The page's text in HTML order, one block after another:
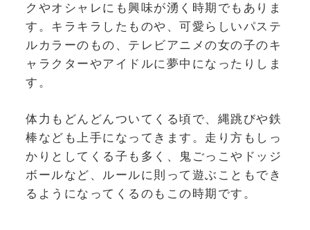
クやオシャレにも興味が湧く時期でもありま
す。キラキラしたものや、可愛らしいパステ
ルカラーのもの、テレビアニメの女の子のキ
ャラクターやアイドルに夢中になったりしま
す。
体力もどんどんついてくる頃で、縄跳びや鉄
棒なども上手になってきます。走り方もしっ
かりとしてくる子も多く、鬼ごっこやドッジ
ボールなど、ルールに則って遊ぶこともでき
るようになってくるのもこの時期です。